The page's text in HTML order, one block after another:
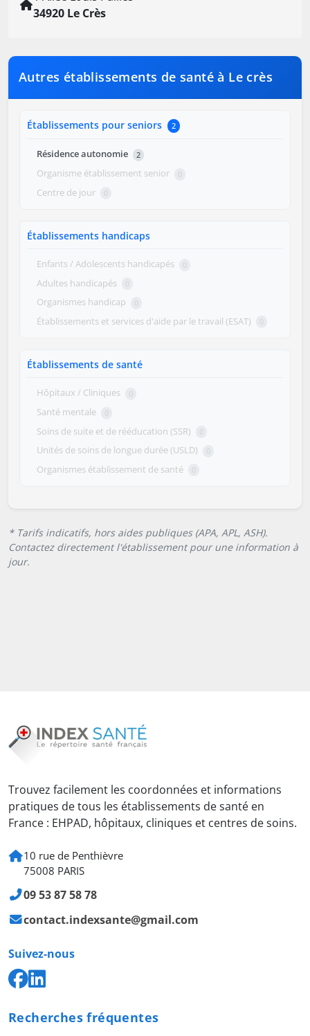
34920 Le Crès
Autres établissements de santé à Le crès
Établissements pour seniors 2
Résidence autonomie 2
Organisme établissement senior 0
Centre de jour 0
Établissements handicaps
Enfants / Adolescents handicapés 0
Adultes handicapés 0
Organismes handicap 0
Établissements et services d'aide par le travail (ESAT) 0
Établissements de santé
Hôpitaux / Cliniques 0
Santé mentale 0
Soins de suite et de rééducation (SSR) 0
Unités de soins de longue durée (USLD) 0
Organismes établissement de santé 0
* Tarifs indicatifs, hors aides publiques (APA, APL, ASH).
Contactez directement l'établissement pour une information à
jour.
Trouvez facilement les coordonnées et informations
pratiques de tous les établissements de santé en
France : EHPAD, hôpitaux, cliniques et centres de soins.
10 rue de Penthièvre
75008 PARIS
09 53 87 58 78
contact.indexsante@gmail.com
Suivez-nous
Recherches fréquentes